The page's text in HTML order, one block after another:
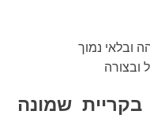
ובלאי נמוך
ובצורה
בקריית שמונה